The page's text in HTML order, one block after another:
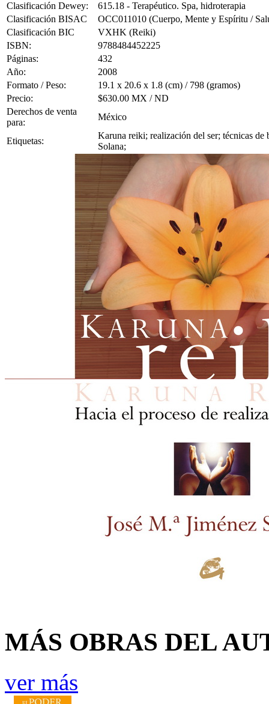
Clasificación Dewey:
615.18 - Terapéutico. Spa, hidroterapia
Clasificación BISAC
OCC011010 (Cuerpo, Mente y Espíritu /
Clasificación BIC
VXHK (Reiki)
ISBN:
9788484452225
Páginas:
432
Año:
2008
Formato / Peso:
19.1 x 20.6 x 1.8 (cm) / 798 (gramos)
Precio:
$630.00 MX / ND
Derechos de venta
para:
México
Etiquetas:
Karuna reiki; realización del ser; técnicas de
Solana;
MÁS OBRAS DEL
ver más